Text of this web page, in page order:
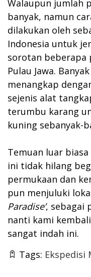
Walaupun jumlah
banyak, namun
dilakukan oleh
Indonesia untuk
sorotan beberapa
Pulau Jawa.
menangkap
sejenis alat
terumbu karang
kuning sebanyak-
Temuan luar
ini tidak hilang
permukaan dan
pun menjuluki
Paradise’, sebagai
nanti kami
sangat indah ini.
Tags: Ekspedisi